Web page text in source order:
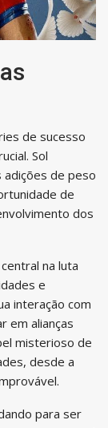
de sucesso
Sol
adições de peso
de
dos
na luta
e
interação com
em alianças
misterioso de
desde a
para ser